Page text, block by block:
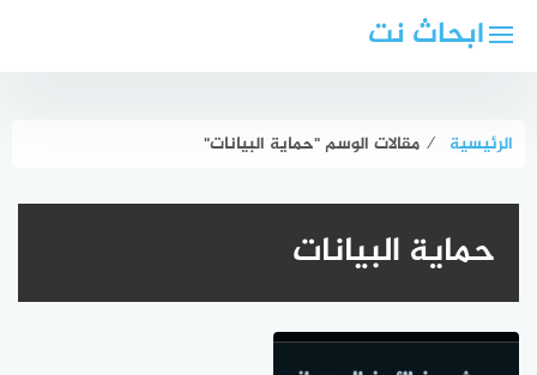
ابحاث نت
الرئيسية ⁄ مقالات الوسم "حماية البيانات"
حماية البيانات